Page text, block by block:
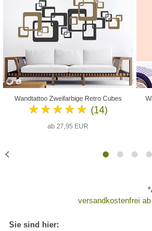
Wandtattoo Zweifarbige Retro Cubes
★★★★★ (14)
ab 27,95 EUR
versandkostenfrei